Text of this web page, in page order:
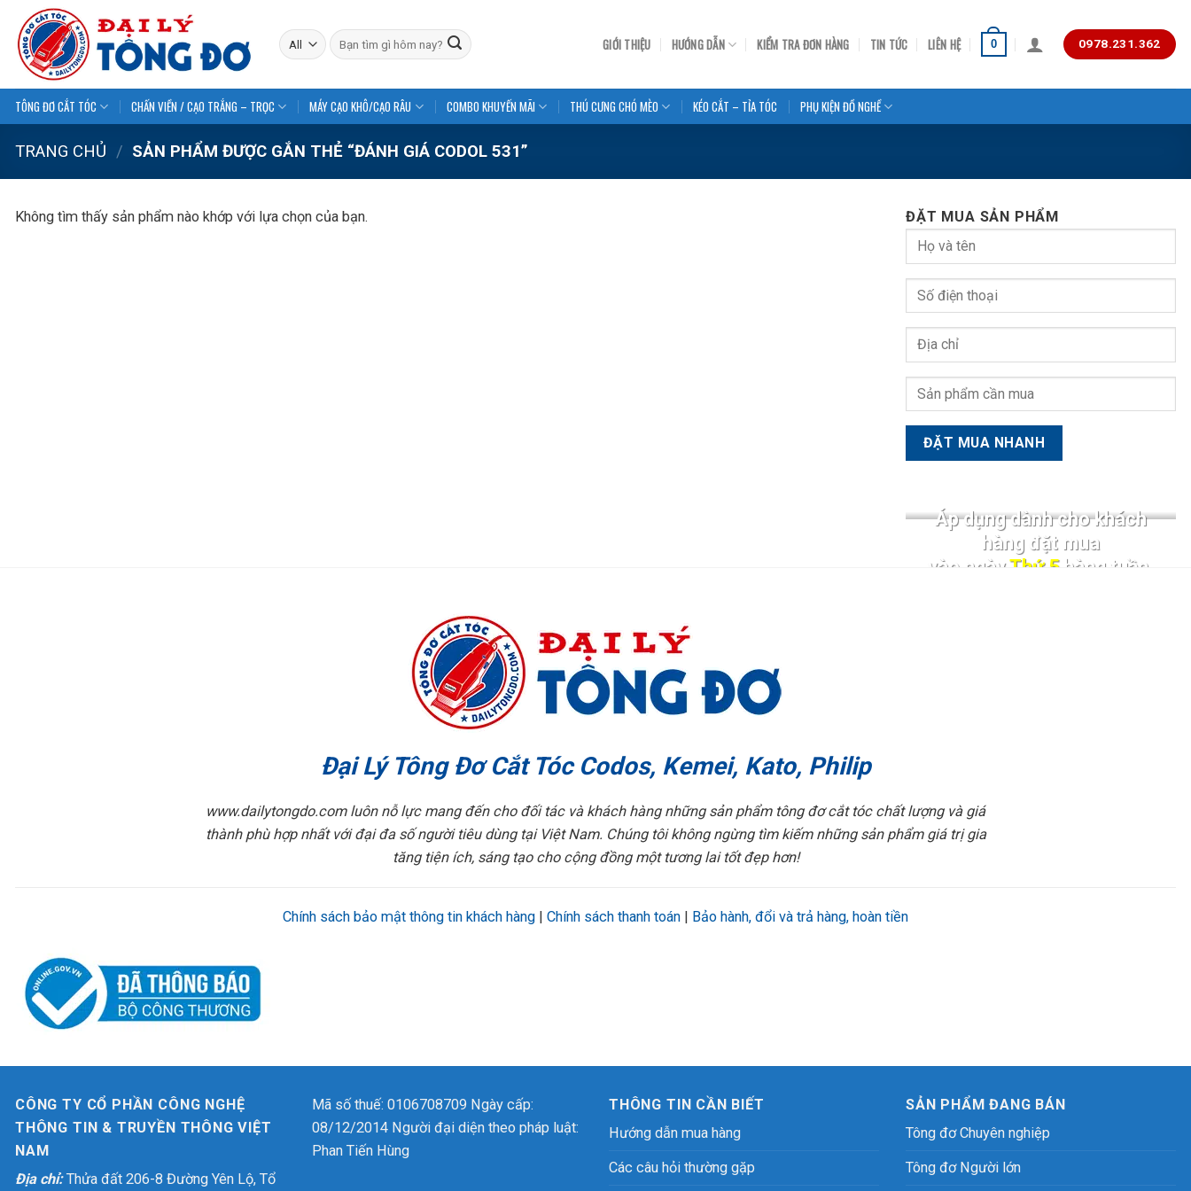
content
Tìm
kiếm:
GIỚI THIỆU HƯỚNG DẪN KIỂM TRA ĐƠN HÀNG TIN TỨC LIÊN HỆ 0 0978.231.362
TÔNG ĐƠ CẮT TÓC CHẤN VIỀN / CẠO TRẮNG – TRỌC MÁY CẠO KHÔ/CẠO RÂU COMBO KHUYẾN MÃI THÚ CƯNG CHÓ MÈO KÉO CẮT – TỈA TÓC PHỤ KIỆN ĐỒ NGHỀ
TRANG CHỦ / SẢN PHẨM ĐƯỢC GẮN THẺ “ĐÁNH GIÁ CODOL 531”
Không tìm thấy sản phẩm nào khớp với lựa chọn của bạn. ĐẶT MUA SẢN PHẨM
Áp dụng dành cho khách
hàng đặt mua
vào ngàyThứ 5hàng tuần.
Đại Lý Tông Đơ Cắt Tóc Codos, Kemei, Kato, Philip
www.dailytongdo.com luôn nỗ lực mang đến cho đối tác và khách hàng những sản phẩm tông đơ cắt tóc chất lượng và giá
thành phù hợp nhất với đại đa số người tiêu dùng tại Việt Nam. Chúng tôi không ngừng tìm kiếm những sản phẩm giá trị gia
tăng tiện ích, sáng tạo cho cộng đồng một tương lai tốt đẹp hơn!
Chính sách bảo mật thông tin khách hàng Chính sách thanh toán Bảo hành, đổi và trả hàng, hoàn tiền
CÔNG TY CỔ PHẦN CÔNG NGHỆ
THÔNG TIN & TRUYỀN THÔNG VIỆT
NAM
Địa chỉ:Thửa đất 206-8 Đường Yên Lộ, Tổ
Mã số thuế: 0106708709 Ngày cấp:
08/12/2014 Người đại diện theo pháp luật:
Phan Tiến Hùng
THÔNG TIN CẦN BIẾT
Hướng dẫn mua hàng
Các câu hỏi thường gặp
SẢN PHẨM ĐANG BÁN
Tông đơ Chuyên nghiệp
Tông đơ Người lớn